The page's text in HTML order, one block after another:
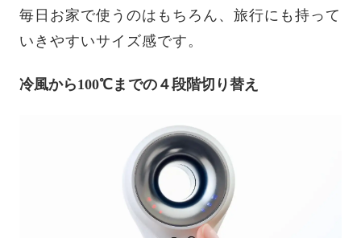
毎日お家で使うのはもちろん、旅行にも持って
いきやすいサイズ感です。
冷風から100℃までの４段階切り替え